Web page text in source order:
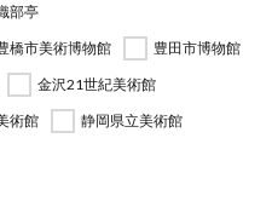
部亭
橋市美術博物館
豊田市博物館
金沢21世紀美術館
術館 静岡県立美術館